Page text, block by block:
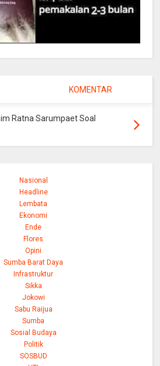
KOMENTAR
Ratna Sarumpaet Soal
Nasional
Headline
Lembata
Ekonomi
Ende
Flores
Opini
Sumba Barat Daya
Infrastruktur
Sikka
Jokowi
Sabu Raijua
Sumba
Sosial Budaya
Politik
SOSBUD